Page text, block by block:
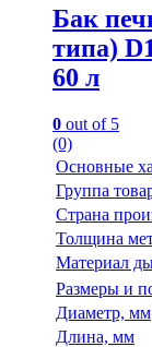
Бак
типа)
60 л
0 out of 5
(0)
Основные
Группа
Страна
Толщина
Материал
Размеры и
Диаметр, мм
Длина, мм